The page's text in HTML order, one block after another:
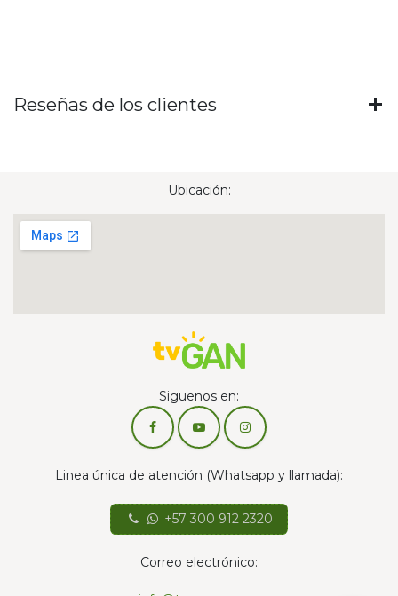
Reseñas de los clientes
Ubicación:
Siguenos en:
Linea única de atención (Whatsapp y llamada):
+57 300 912 2320
Correo electrónico: